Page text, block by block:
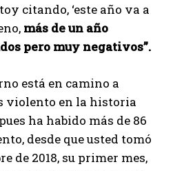
citando, ‘este año va a
más de un año
pero muy negativos”.
está en camino a
violento en la historia
ha habido más de 86
desde que usted tomó
de 2018, su primer mes,